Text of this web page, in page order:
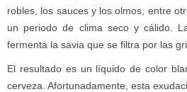
robles, los sauces y los olmos, entre
un periodo de clima seco y cálido.
fermenta la savia que se filtra por las
El resultado es un líquido de color
cerveza. Afortunadamente, esta